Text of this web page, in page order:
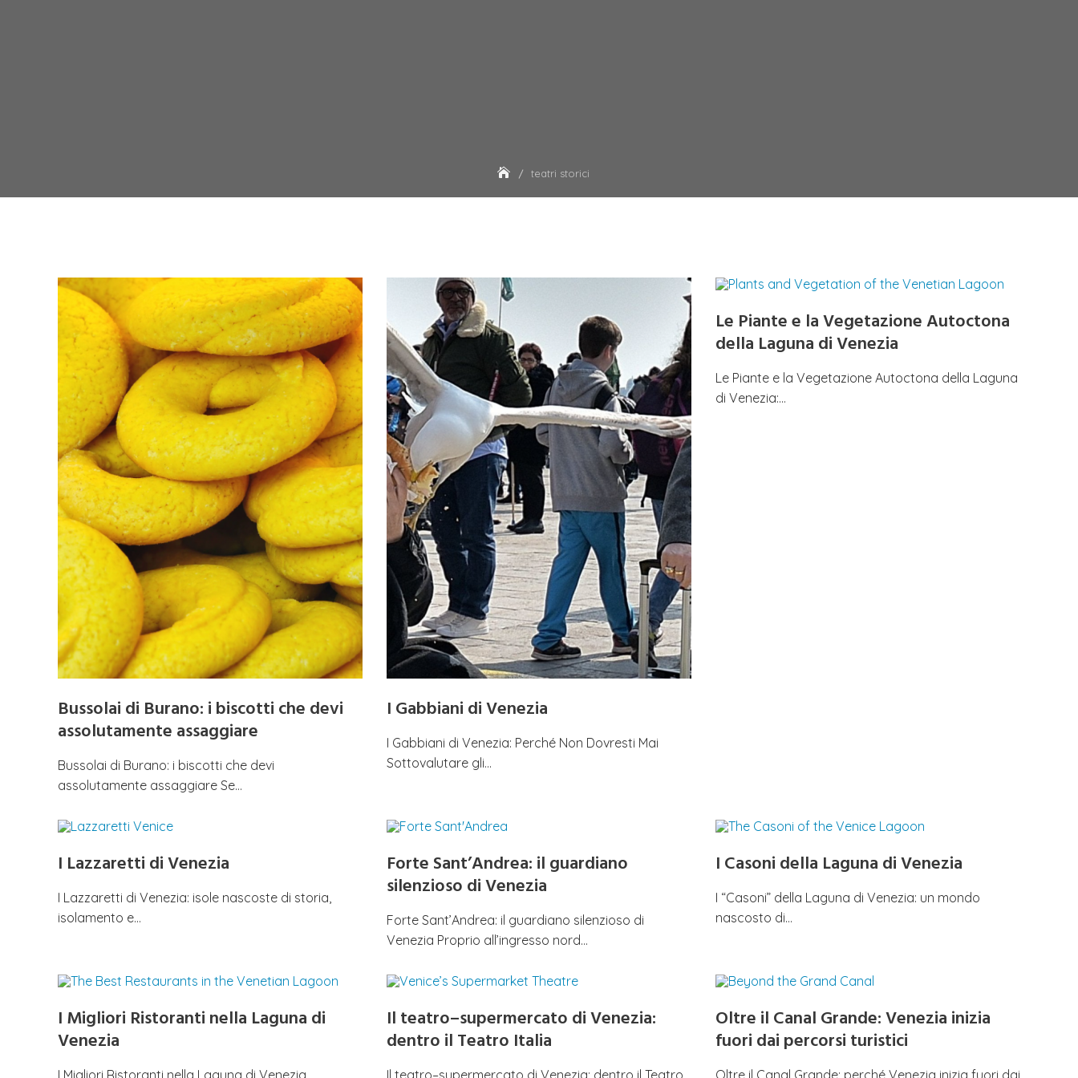
teatri storici
Bussolai di Burano: i biscotti che devi
assolutamente assaggiare
Bussolai di Burano: i biscotti che devi
assolutamente assaggiare Se…
I Gabbiani di Venezia
I Gabbiani di Venezia: Perché Non Dovresti Mai
Sottovalutare gli…
Le Piante e la Vegetazione Autoctona
della Laguna di Venezia
Le Piante e la Vegetazione Autoctona della Laguna
di Venezia:…
I Lazzaretti di Venezia
I Lazzaretti di Venezia: isole nascoste di storia,
isolamento e…
Forte Sant’Andrea: il guardiano
silenzioso di Venezia
Forte Sant’Andrea: il guardiano silenzioso di
Venezia Proprio all’ingresso nord…
I Casoni della Laguna di Venezia
I “Casoni” della Laguna di Venezia: un mondo
nascosto di…
I Migliori Ristoranti nella Laguna di
Venezia
I Migliori Ristoranti nella Laguna di Venezia
Il teatro–supermercato di Venezia:
dentro il Teatro Italia
Il teatro–supermercato di Venezia: dentro il Teatro
Oltre il Canal Grande: Venezia inizia
fuori dai percorsi turistici
Oltre il Canal Grande: perché Venezia inizia fuori dai